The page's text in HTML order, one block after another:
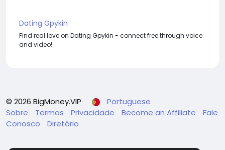
Dating Gpykin
Find real love on Dating Gpykin - connect free through voice
and video!
© 2026 BigMoney.VIP
Portuguese
Sobre
Termos Privacidade Become an Affiliate
Fale
Conosco
Diretório